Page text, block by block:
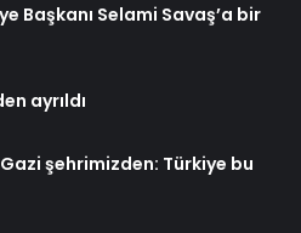
Başkanı Selami Savaş’a bir
ayrıldı
şehrimizden: Türkiye bu